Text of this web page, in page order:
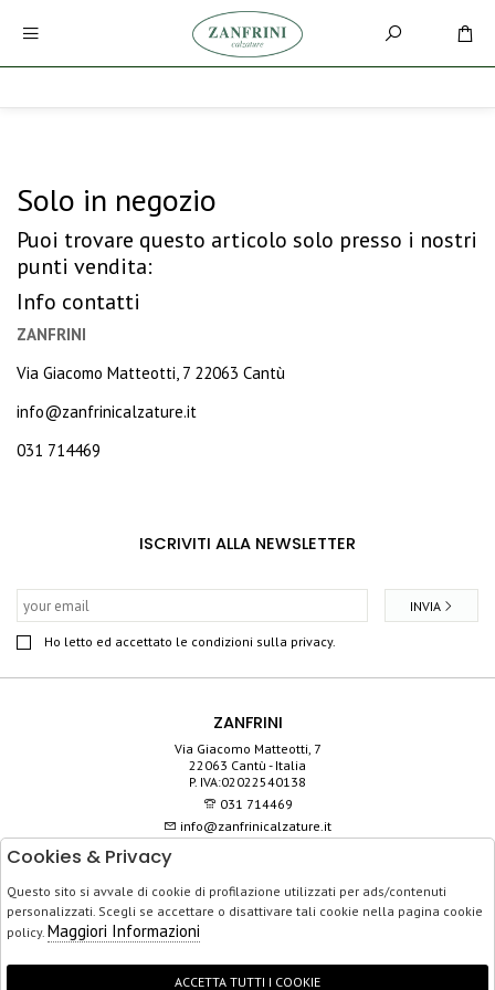
Solo in negozio
Puoi trovare questo articolo solo presso i nostri
punti vendita:
Info contatti
ZANFRINI
Via Giacomo Matteotti, 7 22063 Cantù
info@zanfrinicalzature.it
031 714469
ISCRIVITI ALLA NEWSLETTER
Ho letto ed accettato le condizioni sulla privacy.
INVIA
ZANFRINI
Via Giacomo Matteotti, 7
22063 Cantù - Italia
P. IVA:02022540138
031 714469
info@zanfrinicalzature.it
SERVIZIO CLIENTI
ACQUISTO SICURO
Cookies & Privacy
Questo sito si avvale di cookie di profilazione utilizzati per ads/contenuti
personalizzati. Scegli se accettare o disattivare tali cookie nella pagina cookie
policy. Maggiori Informazioni
ACCETTA TUTTI I COOKIE